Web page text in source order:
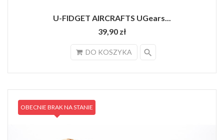
U-FIDGET AIRCRAFTS UGears...
39,90 zł
DO KOSZYKA search
OBECNIE BRAK NA STANIE